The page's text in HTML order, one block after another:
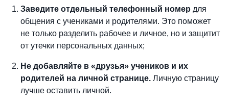
Заведите отдельный телефонный номер для
общения с учениками и родителями. Это поможет
не только разделить рабочее и личное, но и защитит
от утечки персональных данных;
Не добавляйте в «друзья» учеников и их
родителей на личной странице. Личную страницу
лучше оставить личной.